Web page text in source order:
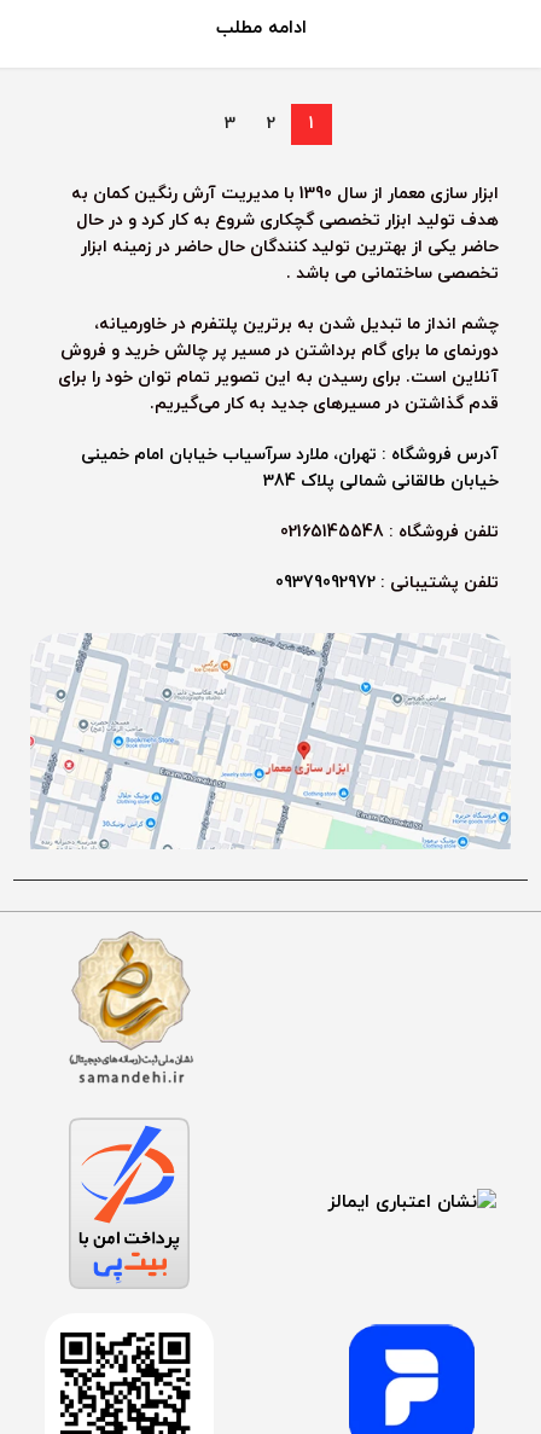
ادامه مطلب
1
2
3
ابزار سازی معمار از سال 1390 با مدیریت آرش رنگین کمان به
هدف تولید ابزار تخصصی گچکاری شروع به کار کرد و در حال
حاضر یکی از بهترین تولید کنندگان حال حاضر در زمینه ابزار
تخصصی ساختمانی می باشد .
چشم انداز ما تبدیل شدن به برترین پلتفرم در خاورمیانه،
دورنمای ما برای گام برداشتن در مسیر پر چالش خرید و فروش
آنلاین است. برای رسیدن به این تصویر تمام توان خود را برای
قدم گذاشتن در مسیرهای جدید به کار می‌گیریم.
آدرس فروشگاه : تهران، ملارد سرآسیاب خیابان امام خمینی
خیابان طالقانی شمالی پلاک 384
تلفن فروشگاه : 02165145548
تلفن پشتیبانی : 09379092972